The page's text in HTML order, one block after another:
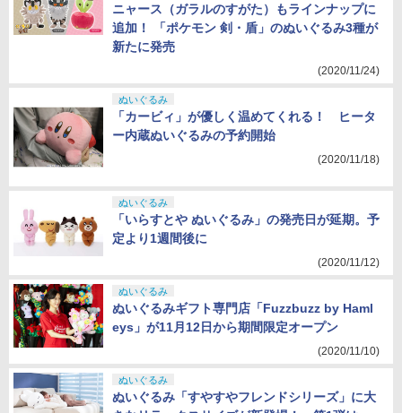
ニャース（ガラルのすがた）もラインナップに
追加！ 「ポケモン 剣・盾」のぬいぐるみ3種が
新たに発売
(2020/11/24)
ぬいぐるみ
「カービィ」が優しく温めてくれる！ ヒータ
ー内蔵ぬいぐるみの予約開始
(2020/11/18)
ぬいぐるみ
「いらすとや ぬいぐるみ」の発売日が延期。予
定より1週間後に
(2020/11/12)
ぬいぐるみ
ぬいぐるみギフト専門店「Fuzzbuzz by Haml
eys」が11月12日から期間限定オープン
(2020/11/10)
ぬいぐるみ
ぬいぐるみ「すやすやフレンドシリーズ」に大